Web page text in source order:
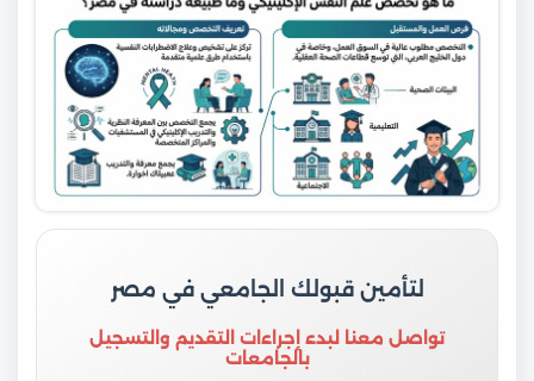
لتأمين قبولك الجامعي في مصر
تواصل معنا لبدء إجراءات التقديم والتسجيل
بالجامعات